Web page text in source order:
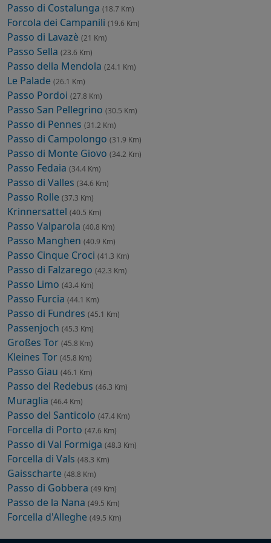
Passo di Costalunga (18.7 Km)
Forcola dei Campanili (19.6 Km)
Passo di Lavazè (21 Km)
Passo Sella (23.6 Km)
Passo della Mendola (24.1 Km)
Le Palade (26.1 Km)
Passo Pordoi (27.8 Km)
Passo San Pellegrino (30.5 Km)
Passo di Pennes (31.2 Km)
Passo di Campolongo (31.9 Km)
Passo di Monte Giovo (34.2 Km)
Passo Fedaia (34.4 Km)
Passo di Valles (34.6 Km)
Passo Rolle (37.3 Km)
Krinnersattel (40.5 Km)
Passo Valparola (40.8 Km)
Passo Manghen (40.9 Km)
Passo Cinque Croci (41.3 Km)
Passo di Falzarego (42.3 Km)
Passo Limo (43.4 Km)
Passo Furcia (44.1 Km)
Passo di Fundres (45.1 Km)
Passenjoch (45.3 Km)
Großes Tor (45.8 Km)
Kleines Tor (45.8 Km)
Passo Giau (46.1 Km)
Passo del Redebus (46.3 Km)
Muraglia (46.4 Km)
Passo del Santicolo (47.4 Km)
Forcella di Porto (47.6 Km)
Passo di Val Formiga (48.3 Km)
Forcella di Vals (48.3 Km)
Gaisscharte (48.8 Km)
Passo di Gobbera (49 Km)
Passo de la Nana (49.5 Km)
Forcella d'Alleghe (49.5 Km)